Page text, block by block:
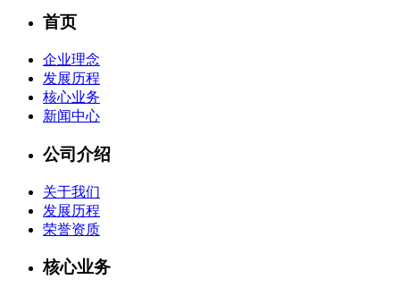
首页
企业理念
发展历程
核心业务
新闻中心
公司介绍
关于我们
发展历程
荣誉资质
核心业务